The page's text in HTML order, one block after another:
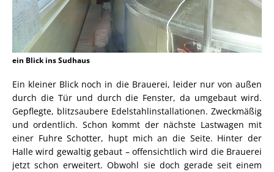
ein Blick ins Sudhaus
Ein kleiner Blick noch in die Brauerei, leider nur von außen
durch die Tür und durch die Fenster, da umgebaut wird.
Gepflegte, blitzsaubere Edelstahlinstallationen. Zweckmäßig
und ordentlich. Schon kommt der nächste Lastwagen mit
einer Fuhre Schotter, hupt mich an die Seite. Hinter der
Halle wird gewaltig gebaut – offensichtlich wird die Brauerei
jetzt schon erweitert. Obwohl sie doch gerade seit einem